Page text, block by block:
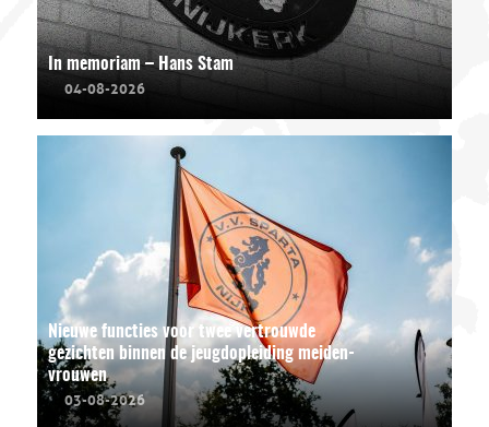
In memoriam – Hans Stam
04-08-2026
Nieuwe functies voor twee vertrouwde
gezichten binnen de jeugdopleiding meiden-
vrouwen
03-08-2026